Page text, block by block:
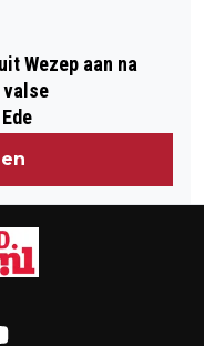
Wezep aan na
valse